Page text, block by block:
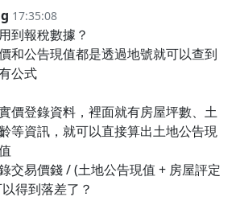
17:35:08
到報稅數據？
和公告現值都是透過地號就可以查到
公式
價登錄資料，裡面就有房屋坪數、土
等資訊，就可以直接算出土地公告現
交易價錢 / (土地公告現值 + 房屋評定
得到落差了？